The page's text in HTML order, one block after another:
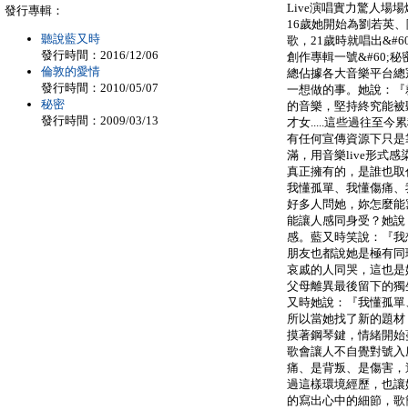
Live演唱實力驚人場場
16歲她開始為劉若英
歌，21歲時就唱出
創作專輯一號&#60;秘
總佔據各大音樂平台
一想做的事。她說：
的音樂，堅持終究能
才女.....這些過往至今
有任何宣傳資源下只
滿，用音樂live形式感
真正擁有的，是誰也
我懂孤單、我懂傷痛
好多人問她，妳怎麼
能讓人感同身受？她
感。藍又時笑說：『
朋友也都說她是極有
哀戚的人同哭，這也
父母離異最後留下的
又時她說：『我懂孤
所以當她找了新的題
摸著鋼琴鍵，情緒開
歌會讓人不自覺對號
痛、是背叛、是傷害
過這樣環境經歷，也
的寫出心中的細節，
發行專輯：
聽說藍又時
發行時間：2016/12/06
倫敦的愛情
發行時間：2010/05/07
秘密
發行時間：2009/03/13